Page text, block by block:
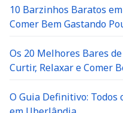
10 Barzinhos Baratos
Comer Bem Gastando
Os 20 Melhores Bares
Curtir, Relaxar e Comer
O Guia Definitivo: Todos
em Uberlândia